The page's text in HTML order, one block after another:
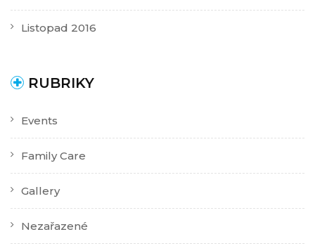
Listopad 2016
RUBRIKY
Events
Family Care
Gallery
Nezařazené